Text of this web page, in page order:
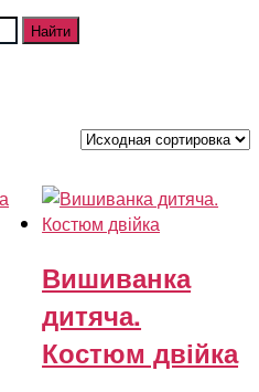
Найти
Вишиванка
дитяча.
Костюм двійка